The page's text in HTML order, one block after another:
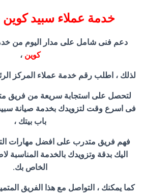
خدمة عملاء سبيد كوين
دعم فنى شامل على مدار اليوم من
كوين،
لذلك ، اطلب رقم خدمة عملاء المركز
لتحصل على استجابة سريعة من فريق
فى اسرع وقت لتزويدك بخدمة صيانة سبيد
باب بيتك ،
فهم فريق متدرب على افضل مهارات
اليك بدقة وتزويدك بالخدمة المناسبة
الخاص بك.
كما يمكنك ، التواصل مع هذا الفريق